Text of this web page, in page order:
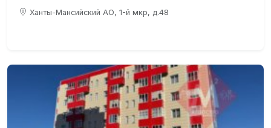
Ханты-Мансийский АО, 1-й мкр, д.48